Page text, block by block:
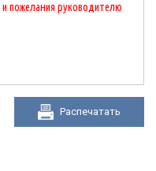
и пожелания руководителю
Распечатать